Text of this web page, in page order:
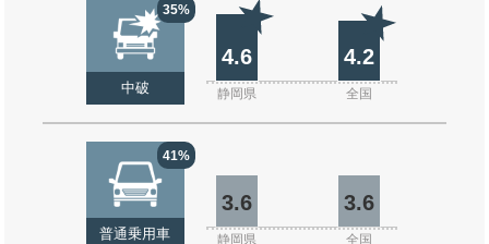
35%
中破
4.6 4.2
静岡県 全国
41%
普通乗用車
3.6 3.6
静岡県 全国